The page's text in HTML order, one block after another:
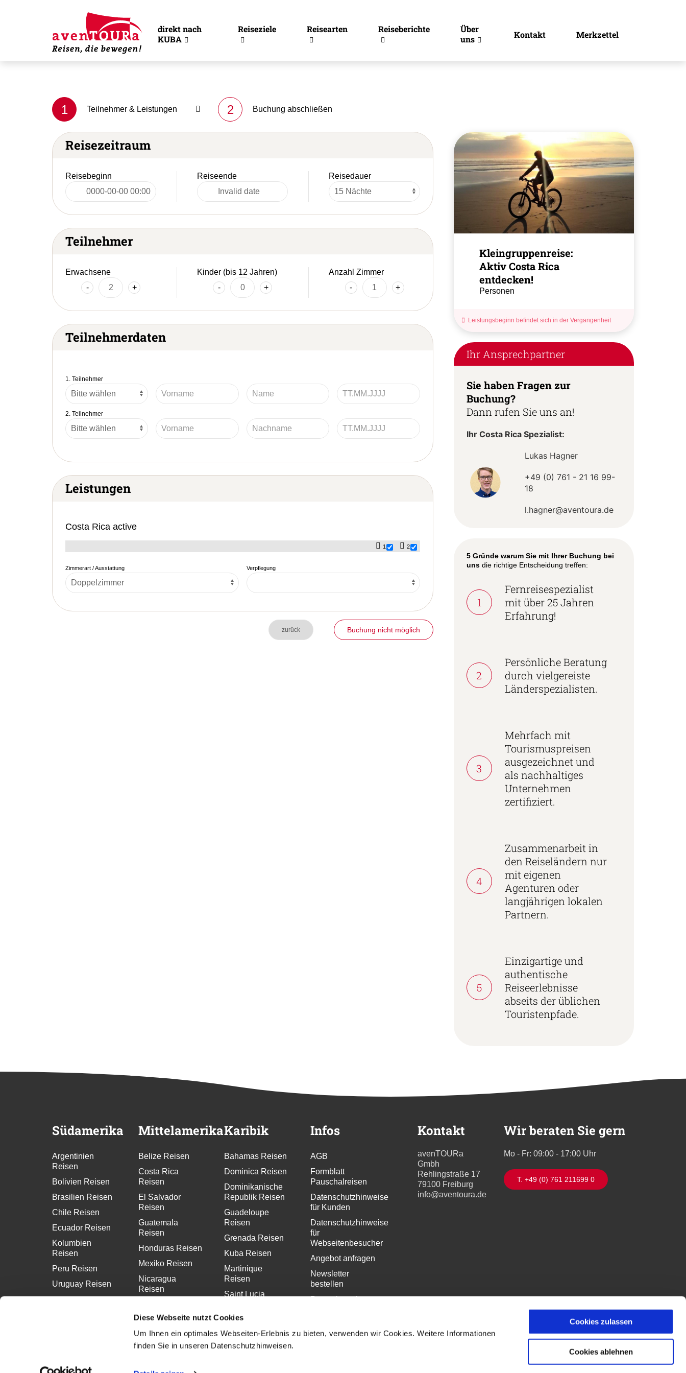
Diese Webseite nutzt Cookies
Um Ihnen ein optimales Webseiten-Erlebnis zu bieten, verwenden wir Cookies. Weitere Informationen
finden Sie in unseren Datenschutzhinweisen.
Cookies zulassen
Cookies ablehnen
direkt nach
KUBA
Reiseziele Reisearten Reiseberichte
Über
uns
Kontakt Merkzettel
1 Teilnehmer & Leistungen 2 Buchung abschließen
Reisezeitraum
Reisebeginn Reiseende Reisedauer
Teilnehmer
Erwachsene
-
+
Kinder (bis 12 Jahren)
-
+
Anzahl Zimmer
-
+
Teilnehmerdaten
1. Teilnehmer
2. Teilnehmer
Leistungen
Costa Rica active
1 2
Zimmerart / Ausstattung Verpflegung
zurück Buchung nicht möglich
Kleingruppenreise:
Aktiv Costa Rica
entdecken!
Personen
Leistungsbeginn befindet sich in der Vergangenheit
Ihr Ansprechpartner
Sie haben Fragen zur
Buchung?
Dann rufen Sie uns an!
Ihr Costa Rica Spezialist:
Lukas Hagner
+49 (0) 761 - 21 16 99-
18
l.hagner@aventoura.de
5 Gründe warum Sie mit Ihrer Buchung bei
unsdie richtige Entscheidung treffen:
1
Fernreisespezialist
mit über 25 Jahren
Erfahrung!
2
Persönliche Beratung
durch vielgereiste
Länderspezialisten.
3
Mehrfach mit
Tourismuspreisen
ausgezeichnet und
als nachhaltiges
Unternehmen
zertifiziert.
4
Zusammenarbeit in
den Reiseländern nur
mit eigenen
Agenturen oder
langjährigen lokalen
Partnern.
5
Einzigartige und
authentische
Reiseerlebnisse
abseits der üblichen
Touristenpfade.
Südamerika
Argentinien
Reisen
Bolivien Reisen
Brasilien Reisen
Chile Reisen
Ecuador Reisen
Kolumbien
Reisen
Peru Reisen
Uruguay Reisen
Mittelamerika
Belize Reisen
Costa Rica
Reisen
El Salvador
Reisen
Guatemala
Reisen
Honduras Reisen
Mexiko Reisen
Nicaragua
Reisen
Karibik
Bahamas Reisen
Dominica Reisen
Dominikanische
Republik Reisen
Guadeloupe
Reisen
Grenada Reisen
Kuba Reisen
Martinique
Reisen
Saint Lucia
Infos
AGB
Formblatt
Pauschalreisen
Datenschutzhinweise
für Kunden
Datenschutzhinweise
für
Webseitenbesucher
Angebot anfragen
Newsletter
bestellen
Pressekontakt
Kontakt
avenTOURa
Gmbh
Rehlingstraße 17
79100 Freiburg
info@aventoura.de
Wir beraten Sie gern
Mo - Fr: 09:00 - 17:00 Uhr
T. +49 (0) 761 211699 0